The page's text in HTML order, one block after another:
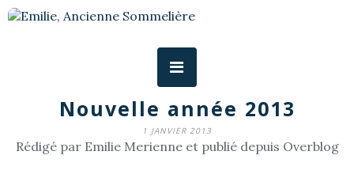
Nouvelle année 2013
1 JANVIER 2013
Rédigé par Emilie Merienne et publié depuis Overblog